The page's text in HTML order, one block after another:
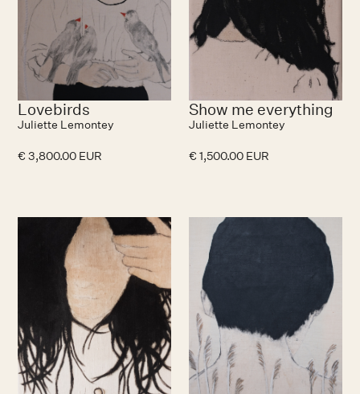
Lovebirds
Juliette Lemontey
€ 3,800.00 EUR
Show me everything
Juliette Lemontey
€ 1,500.00 EUR